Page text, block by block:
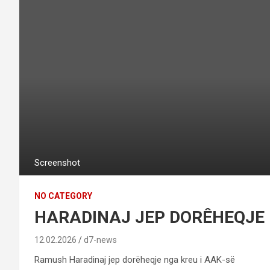
Screenshot
NO CATEGORY
HARADINAJ JEP
12.02.2026 d7-news
Ramush Haradinaj jep dorëheqje nga kreu i AAK-së